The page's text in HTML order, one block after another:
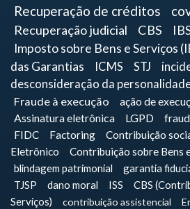
Recuperação de créditos
Recuperação judicial CBS
Imposto sobre Bens e Serviços
das Garantias
ICMS STJ
desconsideração da
Fraude à execução
ação de
Assinatura eletrônica
LGPD
FIDC Factoring Contribuição
Eletrônico
Contribuição sobre Bens
blindagem patrimonial
garantia
TJSP
dano moral ISS
CBS
Serviços)
contribuição assistencial